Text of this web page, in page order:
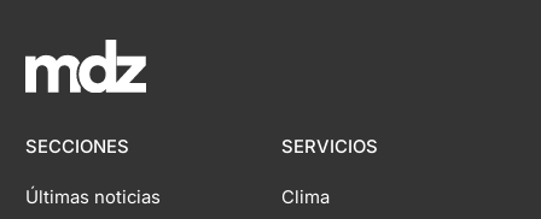
SECCIONES
Últimas noticias
SERVICIOS
Clima